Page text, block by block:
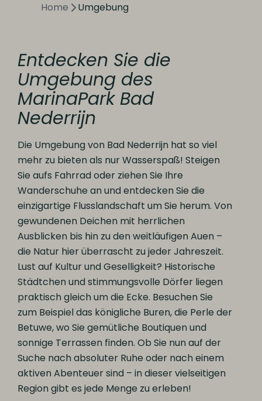
Home Umgebung
Entdecken Sie die
Umgebung des
MarinaPark Bad
Nederrijn
Die Umgebung von Bad Nederrijn hat so viel
mehr zu bieten als nur Wasserspaß! Steigen
Sie aufs Fahrrad oder ziehen Sie Ihre
Wanderschuhe an und entdecken Sie die
einzigartige Flusslandschaft um Sie herum. Von
gewundenen Deichen mit herrlichen
Ausblicken bis hin zu den weitläufigen Auen –
die Natur hier überrascht zu jeder Jahreszeit.
Lust auf Kultur und Geselligkeit? Historische
Städtchen und stimmungsvolle Dörfer liegen
praktisch gleich um die Ecke. Besuchen Sie
zum Beispiel das königliche Buren, die Perle der
Betuwe, wo Sie gemütliche Boutiquen und
sonnige Terrassen finden. Ob Sie nun auf der
Suche nach absoluter Ruhe oder nach einem
aktiven Abenteuer sind – in dieser vielseitigen
Region gibt es jede Menge zu erleben!